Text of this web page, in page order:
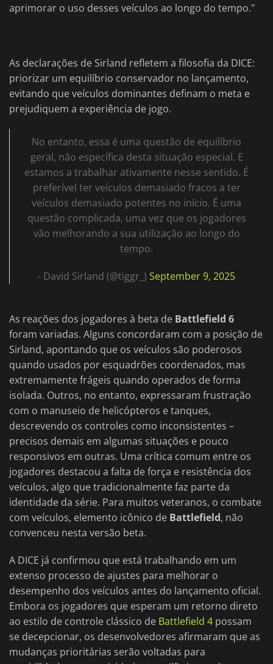
aprimorar o uso desses veículos ao longo do tempo."
As declarações de Sirland refletem a filosofia da DICE:
priorizar um equilíbrio conservador no lançamento,
evitando que veículos dominantes definam o meta e
prejudiquem a experiência de jogo.
No entanto, essa é uma questão de equilíbrio
geral, não específica desta situação especial. E
estamos a trabalhar ativamente nesse sentido. É
preferível ter veículos demasiado fracos a ter
veículos demasiado potentes no início. É uma
questão complicada, uma vez que os jogadores
vão melhorando a sua utilização ao longo do
tempo.
- David Sirland (@tiggr_) September 9, 2025
As reações dos jogadores à beta de Battlefield 6
foram variadas. Alguns concordaram com a posição de
Sirland, apontando que os veículos são poderosos
quando usados por esquadrões coordenados, mas
extremamente frágeis quando operados de forma
isolada. Outros, no entanto, expressaram frustração
com o manuseio de helicópteros e tanques,
descrevendo os controles como inconsistentes –
precisos demais em algumas situações e pouco
responsivos em outras. Uma crítica comum entre os
jogadores destacou a falta de força e resistência dos
veículos, algo que tradicionalmente faz parte da
identidade da série. Para muitos veteranos, o combate
com veículos, elemento icônico de Battlefield, não
convenceu nesta versão beta.
A DICE já confirmou que está trabalhando em um
extenso processo de ajustes para melhorar o
desempenho dos veículos antes do lançamento oficial.
Embora os jogadores que esperam um retorno direto
ao estilo de controle clássico de Battlefield 4 possam
se decepcionar, os desenvolvedores afirmaram que as
mudanças prioritárias serão voltadas para